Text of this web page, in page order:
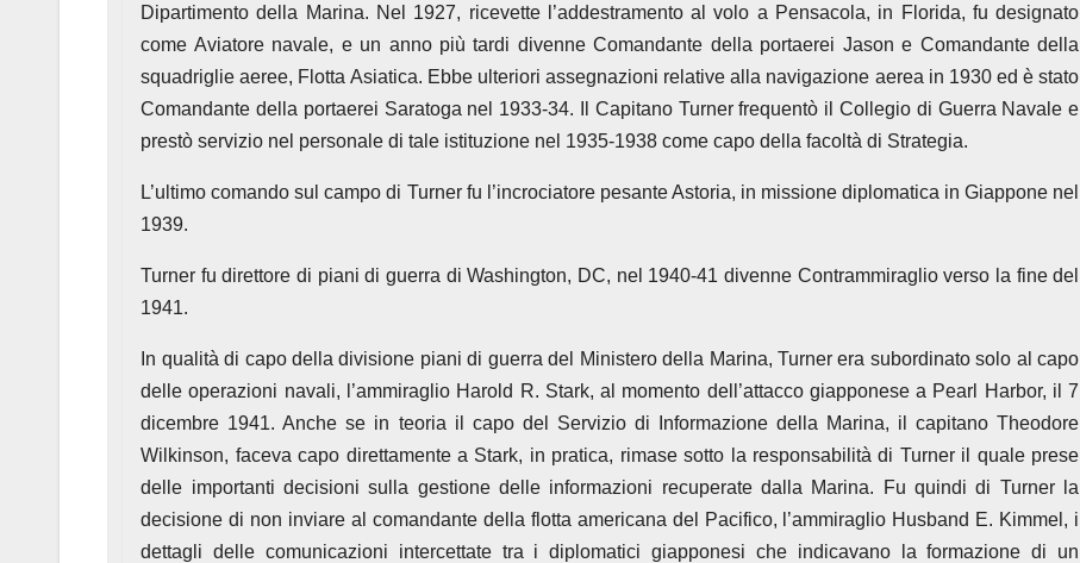
Dipartimento della Marina. Nel 1927, ricevette l’addestramento al volo a Pensacola, in Florida, fu designato
come Aviatore navale, e un anno più tardi divenne Comandante della portaerei Jason e Comandante della
squadriglie aeree, Flotta Asiatica. Ebbe ulteriori assegnazioni relative alla navigazione aerea in 1930 ed è stato
Comandante della portaerei Saratoga nel 1933-34. Il Capitano Turner frequentò il Collegio di Guerra Navale e
prestò servizio nel personale di tale istituzione nel 1935-1938 come capo della facoltà di Strategia.
L’ultimo comando sul campo di Turner fu l’incrociatore pesante Astoria, in missione diplomatica in Giappone nel
1939.
Turner fu direttore di piani di guerra di Washington, DC, nel 1940-41 divenne Contrammiraglio verso la fine del
1941.
In qualità di capo della divisione piani di guerra del Ministero della Marina, Turner era subordinato solo al capo
delle operazioni navali, l’ammiraglio Harold R. Stark, al momento dell’attacco giapponese a Pearl Harbor, il 7
dicembre 1941. Anche se in teoria il capo del Servizio di Informazione della Marina, il capitano Theodore
Wilkinson, faceva capo direttamente a Stark, in pratica, rimase sotto la responsabilità di Turner il quale prese
delle importanti decisioni sulla gestione delle informazioni recuperate dalla Marina. Fu quindi di Turner la
decisione di non inviare al comandante della flotta americana del Pacifico, l’ammiraglio Husband E. Kimmel, i
dettagli delle comunicazioni intercettate tra i diplomatici giapponesi che indicavano la formazione di un